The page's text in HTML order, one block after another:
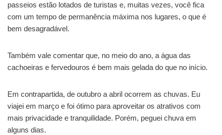
passeios estão lotados de turistas e, muitas vezes, você fica
com um tempo de permanência máxima nos lugares, o que é
bem desagradável.
Também vale comentar que, no meio do ano, a água das
cachoeiras e fervedouros é bem mais gelada do que no início.
Em contrapartida, de outubro a abril ocorrem as chuvas. Eu
viajei em março e foi ótimo para aproveitar os atrativos com
mais privacidade e tranquilidade. Porém, peguei chuva em
alguns dias.